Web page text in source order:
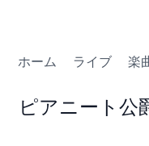
ホーム ライブ 楽
ピアニート公